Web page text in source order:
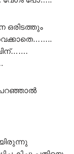
ഒരിടത്തും
പറഞ്ഞാൽ